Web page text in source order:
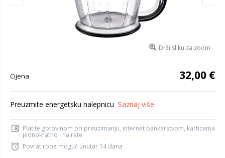
Drži sliku za zoom
Cijena 32,00 €
Preuzmite energetsku nalepnicu Saznaj više
Platite gotovinom pri preuzimanju, internet bankarstvom, karticama
jednokratno i na rate
Povrat robe moguć unutar 14 dana